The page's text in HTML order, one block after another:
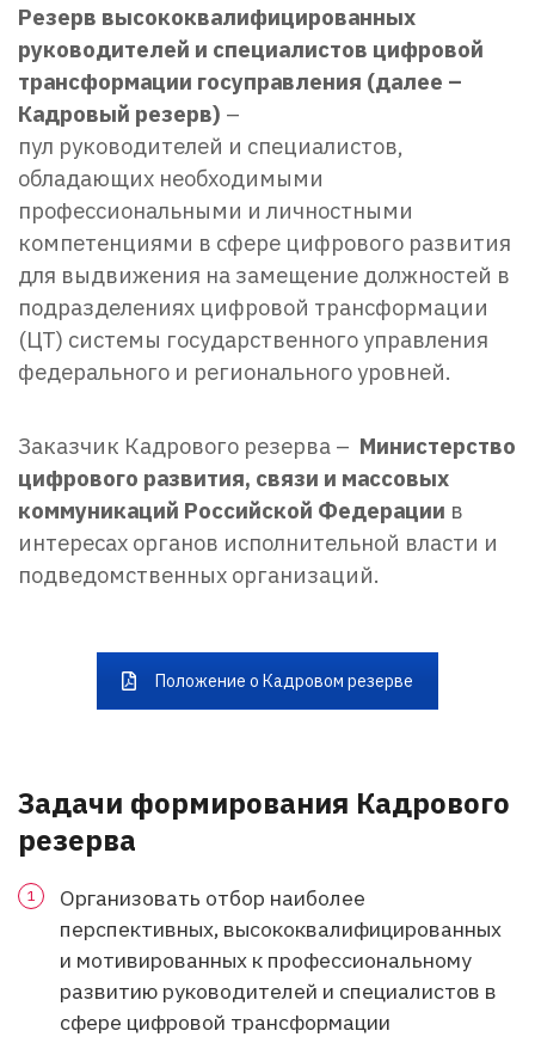
Резерв высококвалифицированных
руководителей и специалистов цифровой
трансформации госуправления (далее –
Кадровый резерв) –
пул руководителей и специалистов,
обладающих необходимыми
профессиональными и личностными
компетенциями в сфере цифрового развития
для выдвижения на замещение должностей в
подразделениях цифровой трансформации
(ЦТ) системы государственного управления
федерального и регионального уровней.
Заказчик Кадрового резерва – Министерство
цифрового развития, связи и массовых
коммуникаций Российской Федерации в
интересах органов исполнительной власти и
подведомственных организаций.
Положение о Кадровом резерве
Задачи формирования Кадрового
резерва
Организовать отбор наиболее
перспективных, высококвалифицированных
и мотивированных к профессиональному
развитию руководителей и специалистов в
сфере цифровой трансформации